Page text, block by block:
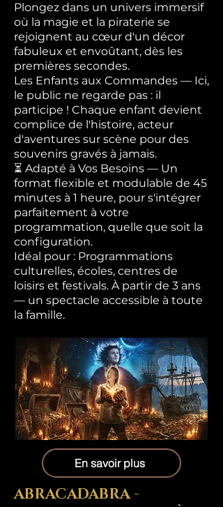
Plongez dans un univers immersif
où la magie et la piraterie se
rejoignent au cœur d'un décor
fabuleux et envoûtant, dès les
premières secondes.
Les Enfants aux Commandes — Ici,
le public ne regarde pas : il
participe ! Chaque enfant devient
complice de l'histoire, acteur
d'aventures sur scène pour des
souvenirs gravés à jamais.
⏳ Adapté à Vos Besoins — Un
format flexible et modulable de 45
minutes à 1 heure, pour s'intégrer
parfaitement à votre
programmation, quelle que soit la
configuration.
Idéal pour : Programmations
culturelles, écoles, centres de
loisirs et festivals. À partir de 3 ans
— un spectacle accessible à toute
la famille.
En savoir plus
ABRACADABRA -